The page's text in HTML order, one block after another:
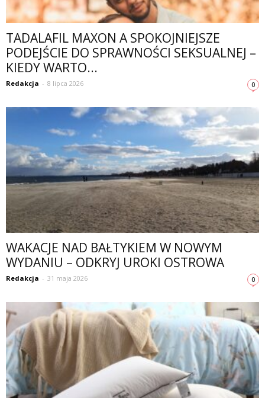
TADALAFIL MAXON A SPOKOJNIEJSZE
PODEJŚCIE DO SPRAWNOŚCI SEKSUALNEJ –
KIEDY WARTO...
Redakcja - 8 lipca 2026 0
WAKACJE NAD BAŁTYKIEM W NOWYM
WYDANIU – ODKRYJ UROKI OSTROWA
Redakcja - 31 maja 2026 0